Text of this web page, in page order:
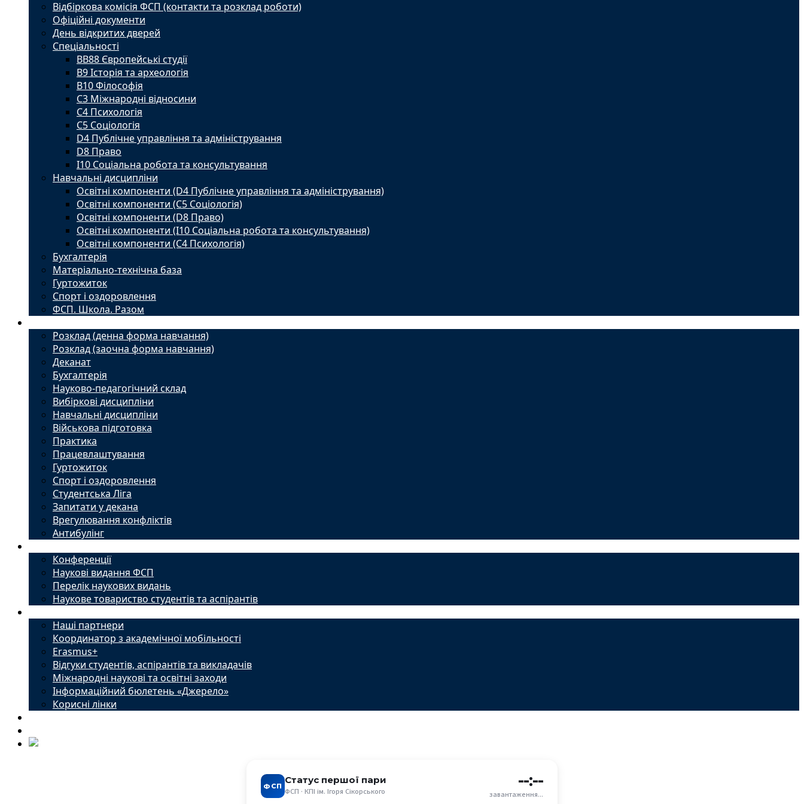
Відбіркова комісія ФСП (контакти та розклад роботи)
Офіційні документи
День відкритих дверей
Спеціальності
BВ88 Європейські студії
B9 Історія та археологія
B10 Філософія
C3 Міжнародні відносини
C4 Психологія
С5 Соціологія
D4 Публічне управління та адміністрування
D8 Право
I10 Соціальна робота та консультування
Навчальні дисципліни
Освітні компоненти (D4 Публічне управління та адміністрування)
Освітні компоненти (С5 Соціологія)
Освітні компоненти (D8 Право)
Освітні компоненти (I10 Соціальна робота та консультування)
Освітні компоненти (С4 Психологія)
Бухгалтерія
Матеріально-технічна база
Гуртожиток
Спорт і оздоровлення
ФСП. Школа. Разом
Розклад (денна форма навчання)
Розклад (заочна форма навчання)
Деканат
Бухгалтерія
Науково-педагогічний склад
Вибіркові дисципліни
Навчальні дисципліни
Військова підготовка
Практика
Працевлаштування
Гуртожиток
Спорт і оздоровлення
Студентська Ліга
Запитати у декана
Врегулювання конфліктів
Антибулінг
Конференції
Наукові видання ФСП
Перелік наукових видань
Наукове товариство студентів та аспірантів
Наші партнери
Координатор з академічної мобільності
Erasmus+
Відгуки студентів, аспірантів та викладачів
Міжнародні наукові та освітні заходи
Інформаційний бюлетень «Джерело»
Корисні лінки
ФСП
Статус першої пари
ФСП · КПІ ім. Ігоря Сікорського
--:--
завантаження...